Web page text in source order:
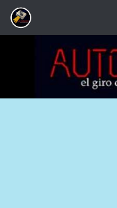
Saltar al contenido